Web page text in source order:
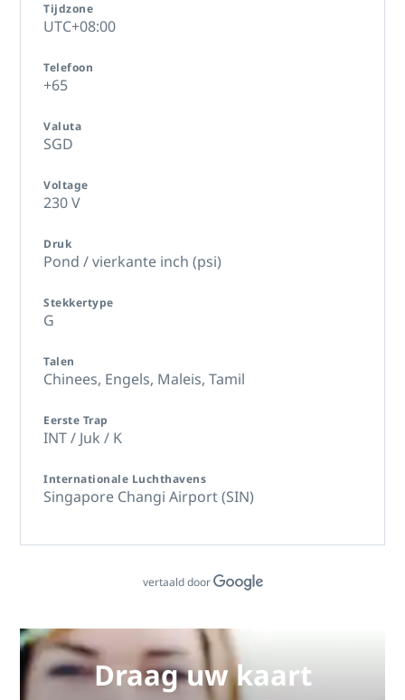
Tijdzone
UTC+08:00
Telefoon
+65
Valuta
SGD
Voltage
230 V
Druk
Pond / vierkante inch (psi)
Stekkertype
G
Talen
Chinees, Engels, Maleis,Tamil
Eerste Trap
INT / Juk / K
Internationale Luchthavens
Singapore Changi Airport (SIN)
vertaald door
Draag uw kaart